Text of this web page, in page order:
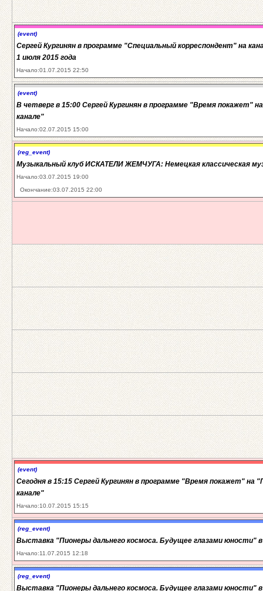
(event)
Сергей Кургинян в программе "Специальный корреспондент" на
1 июля 2015 года
Начало:01.07.2015 22:50
(event)
В четверг в 15:00 Сергей Кургинян в программе "Время покажет"
канале"
Начало:02.07.2015 15:00
(reg_event)
Музыкальный клуб ИСКАТЕЛИ ЖЕМЧУГА: Немецкая классическая
Начало:03.07.2015 19:00
Окончание:03.07.2015 22:00
(event)
Сегодня в 15:15 Сергей Кургинян в программе "Время покажет" на
канале"
Начало:10.07.2015 15:15
(reg_event)
Выставка "Пионеры дальнего космоса. Будущее глазами юности"
Начало:11.07.2015 12:18
(reg_event)
Выставка "Пионеры дальнего космоса. Будущее глазами юности"